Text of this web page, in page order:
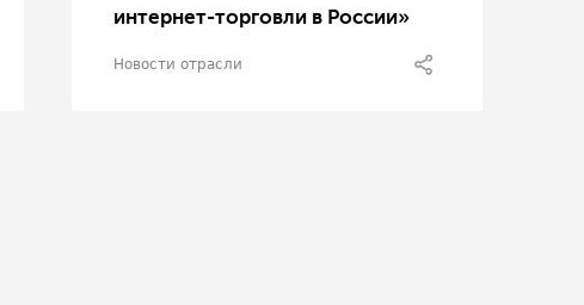
интернет-торговли в России»
Новости отрасли